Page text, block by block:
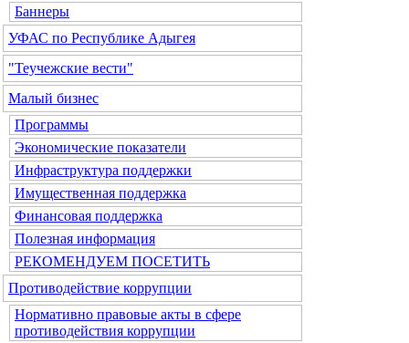
Баннеры
УФАС по Республике Адыгея
"Теучежские вести"
Малый бизнес
Программы
Экономические показатели
Инфраструктура поддержки
Имущественная поддержка
Финансовая поддержка
Полезная информация
РЕКОМЕНДУЕМ ПОСЕТИТЬ
Противодействие коррупции
Нормативно правовые акты в сфере
противодействия коррупции